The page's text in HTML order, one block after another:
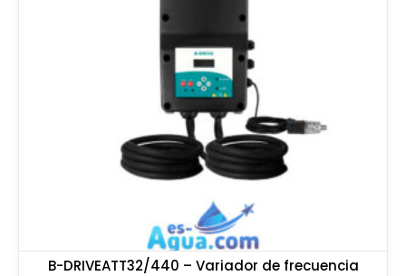
B-DRIVEATT32/440 – Variador de frecuencia